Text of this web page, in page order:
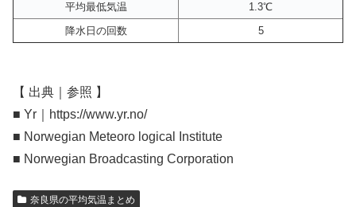
平均最低気温
1.3℃
降水日の回数
5
【 出典｜参照 】
■ Yr｜https://www.yr.no/
■ Norwegian Meteoro logical Institute
■ Norwegian Broadcasting Corporation
奈良県の平均気温まとめ